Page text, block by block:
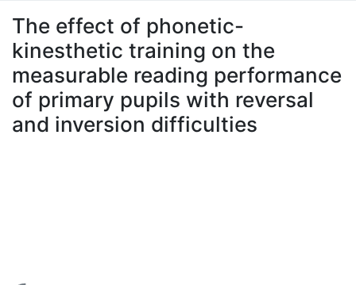
À propos
The effect of phonetic-
kinesthetic training on the
measurable reading performance
of primary pupils with reversal
and inversion difficulties